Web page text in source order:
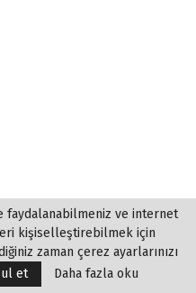
faydalanabilmeniz ve internet
kişiselleştirebilmek için
zaman çerez ayarlarınızı
et Daha fazla oku